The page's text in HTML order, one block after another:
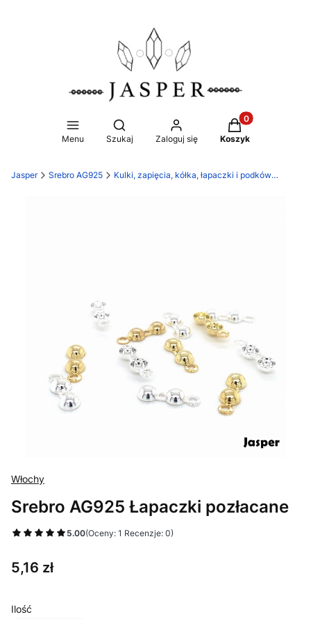
Menu
Otwórz wyszukiwarkę
Szukaj Zaloguj się
Produkty w
Koszyk
Jasper Srebro AG925 Kulki, zapięcia, kółka, łapaczki i podkówki oraz maskownice
Włochy
Srebro AG925 Łapaczki pozłacane
5.00(Oceny: 1 Recenzje: 0)
Cena
5,16 zł
Ilość